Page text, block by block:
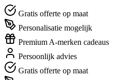
Gratis offerte op maat
Personalisatie mogelijk
Premium A-merken cadeaus
Persoonlijk advies
Gratis offerte op maat